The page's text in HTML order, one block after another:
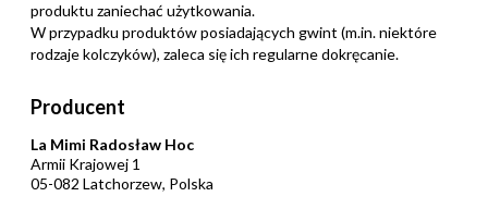
produktu zaniechać użytkowania.
W przypadku produktów posiadających gwint (m.in. niektóre
rodzaje kolczyków), zaleca się ich regularne dokręcanie.
Producent
La Mimi Radosław Hoc
Armii Krajowej 1
05-082 Latchorzew, Polska